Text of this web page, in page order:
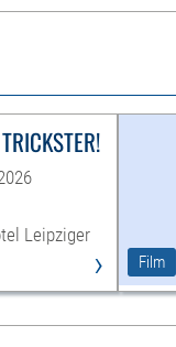
Leipziger
› Film